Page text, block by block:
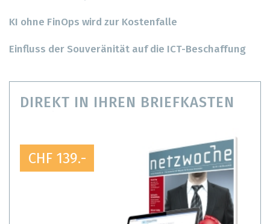
KI ohne FinOps wird zur Kostenfalle
Einfluss der Souveränität auf die ICT-Beschaffung
DIREKT IN IHREN BRIEFKASTEN
CHF 139.-